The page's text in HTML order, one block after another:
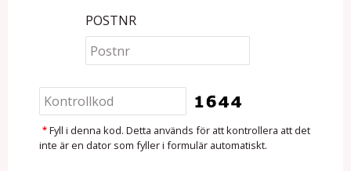
POSTNR
* Fyll i denna kod. Detta används för att kontrollera att det
inte är en dator som fyller i formulär automatiskt.